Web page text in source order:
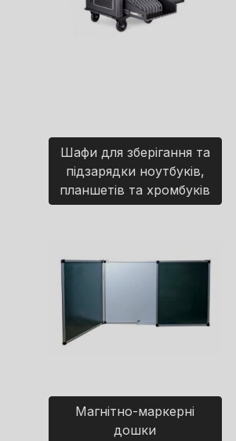
Шафи для зберігання та
підзарядки ноутбуків,
планшетів та хромбуків
Магнітно-маркерні
дошки